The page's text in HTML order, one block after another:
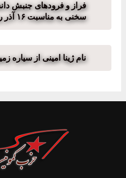
فراز و فرودهای جنبش
سخنی به مناسبت ۱۶ آذر روز دانشجو
نام ژینا امینی از سیارە